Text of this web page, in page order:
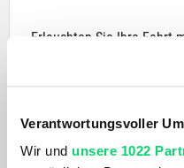
Verantwortungsvoller
Wir und unsere 1022
Erleuchten Sie Ihre Fahrt
SUPERNOVA M99 Mini
leichter als je zuvor – mit
der Größe und 40 % im